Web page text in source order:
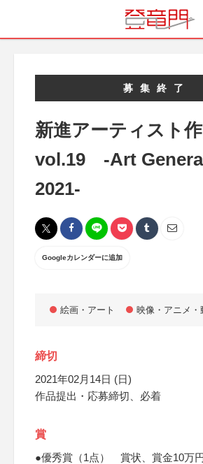
募集終了
新進アーティスト
vol.19 -Art
2021-
Googleカレンダーに追加
絵画・アート 映像・アニメ・
締切
2021年02月14日 (日)
作品提出・応募締切、必着
賞
●優秀賞（1点） 賞状、賞金10万